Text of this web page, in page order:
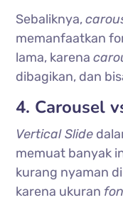
Sebaliknya,
memanfaatkan
lama, karena
dibagikan, dan
4. Carousel
Vertical Slide
memuat banyak
kurang nyaman
karena ukuran